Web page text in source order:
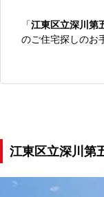
「江東区立深川第
のご住宅探しのお
江東区立深川第